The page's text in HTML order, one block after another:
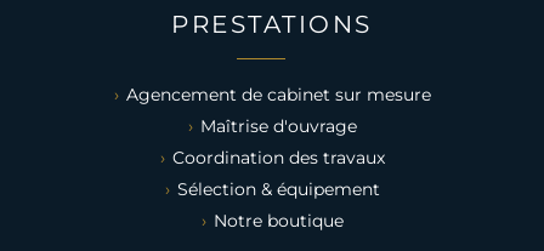
PRESTATIONS
Agencement de cabinet sur mesure
Maîtrise d'ouvrage
Coordination des travaux
Sélection & équipement
Notre boutique